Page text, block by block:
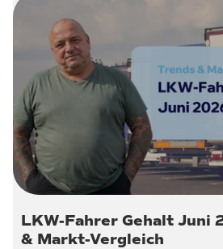
30. Juni 2026
LKW-Fahrer Gehalt Juni
& Markt-Vergleich